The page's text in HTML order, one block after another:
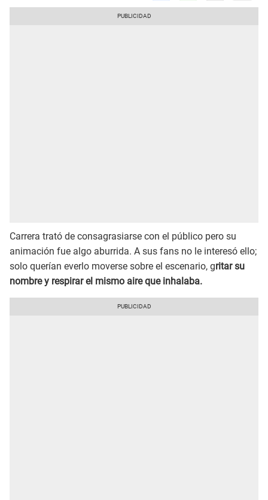
Carrera trató de consagrasiarse con el público pero su
animación fue algo aburrida. A sus fans no le interesó ello;
solo querían everlo moverse sobre el escenario, gritar su
nombre y respirar el mismo aire que inhalaba.